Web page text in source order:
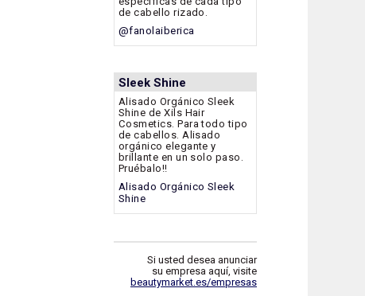
de cabello rizado.
@fanolaiberica
Sleek Shine
Alisado Orgánico Sleek
Shine de Xils Hair
Cosmetics. Para todo tipo
de cabellos. Alisado
orgánico elegante y
brillante en un solo paso.
Pruébalo!!
Alisado Orgánico Sleek
Shine
Si usted desea anunciar
su empresa aquí, visite
beautymarket.es/empresas